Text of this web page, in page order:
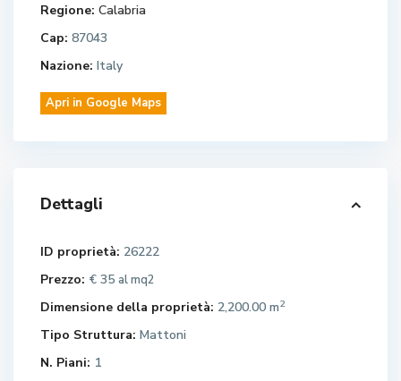
Regione: Calabria
Cap: 87043
Nazione: Italy
Apri in Google Maps
Dettagli
ID proprietà: 26222
Prezzo: € 35 al mq2
Dimensione della proprietà: 2,200.00 m2
Tipo Struttura: Mattoni
N. Piani: 1